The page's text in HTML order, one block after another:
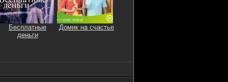
Бесплатные
деньги
Домик на счастье